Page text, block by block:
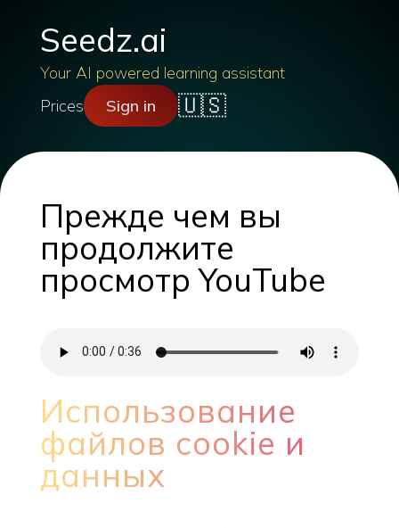
Seedz.ai
Your AI powered learning assistant
Prices
Sign in 🇺🇸
Прежде чем вы
продолжите
просмотр YouTube
Использование
файлов cookie и
данных